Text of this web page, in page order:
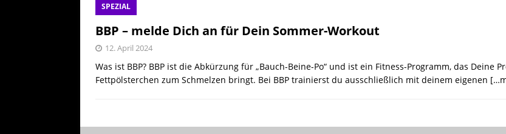
AKTUELL
SPEZIAL
BBP – melde Dich an für Dein Sommer-Workout
12. April 2024
Was ist BBP? BBP ist die Abkürzung für „Bauch-Beine-Po“ und ist ein Fitness-Programm, das Deine
Fettpölsterchen zum Schmelzen bringt. Bei BBP trainierst du ausschließlich mit deinem eigenen